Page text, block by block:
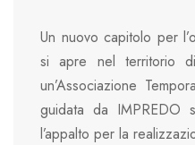
Un nuovo capitolo per
si apre nel territorio
un’Associazione
guidata da IMPREDO
l’appalto per la